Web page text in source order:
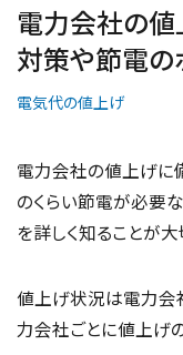
電力会社の値
対策や節電の
電気代の値上げ
電力会社の値上げに
のくらい節電が必要
を詳しく知ることが大
値上げ状況は電力会
力会社ごとに値上げの